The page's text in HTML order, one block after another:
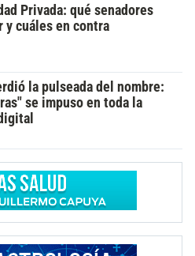
Privada: qué senadores
y cuáles en contra
la pulseada del nombre:
se impuso en toda la